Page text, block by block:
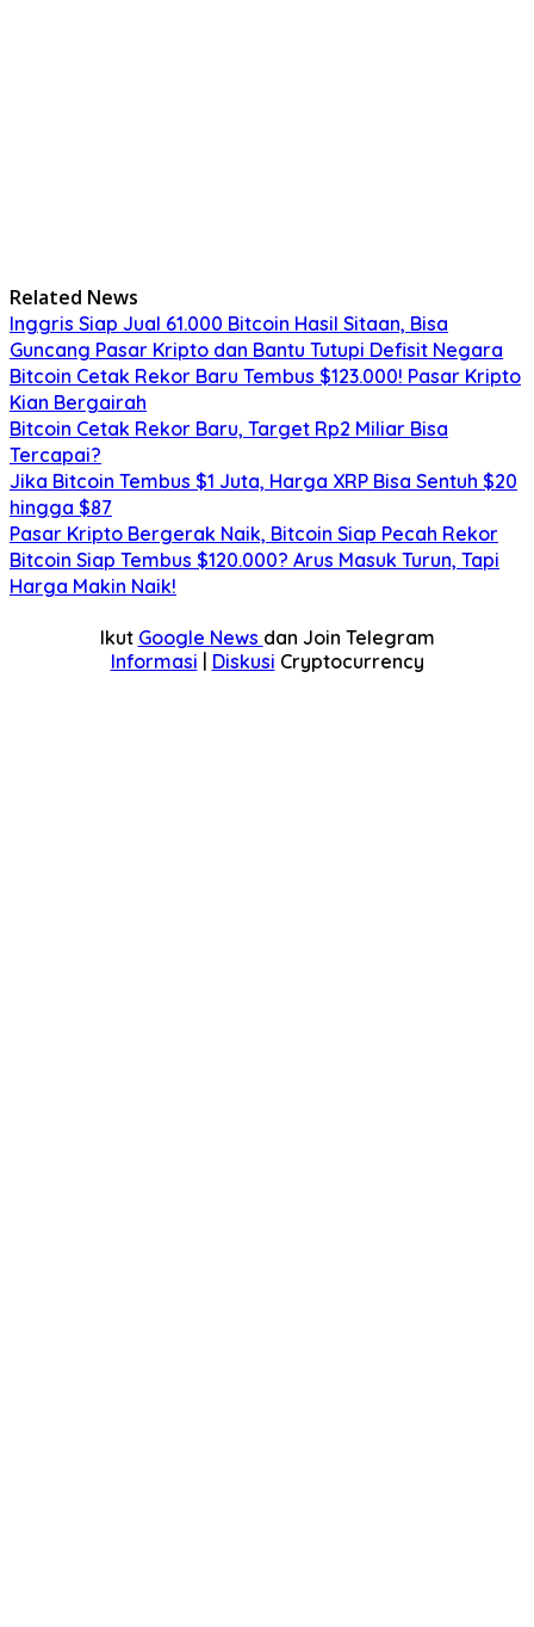
Related News
Inggris Siap Jual 61.000 Bitcoin Hasil Sitaan, Bisa
Guncang Pasar Kripto dan Bantu Tutupi Defisit Negara
Bitcoin Cetak Rekor Baru Tembus $123.000! Pasar Kripto
Kian Bergairah
Bitcoin Cetak Rekor Baru, Target Rp2 Miliar Bisa
Tercapai?
Jika Bitcoin Tembus $1 Juta, Harga XRP Bisa Sentuh $20
hingga $87
Pasar Kripto Bergerak Naik, Bitcoin Siap Pecah Rekor
Bitcoin Siap Tembus $120.000? Arus Masuk Turun, Tapi
Harga Makin Naik!
Ikut Google News dan Join Telegram
Informasi | Diskusi Cryptocurrency